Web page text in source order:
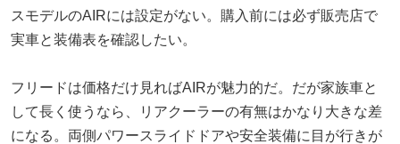
スモデルのAIRには設定がない。購入前には必ず販売店で
実車と装備表を確認したい。
フリードは価格だけ見ればAIRが魅力的だ。だが家族車と
して長く使うなら、リアクーラーの有無はかなり大きな差
になる。両側パワースライドドアや安全装備に目が行きが